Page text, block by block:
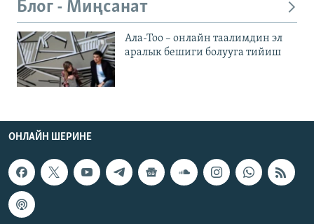
Блог - Миңсанат
Ала-Тоо – онлайн таалимдин эл
аралык бешиги болууга тийиш
ОНЛАЙН ШЕРИНЕ